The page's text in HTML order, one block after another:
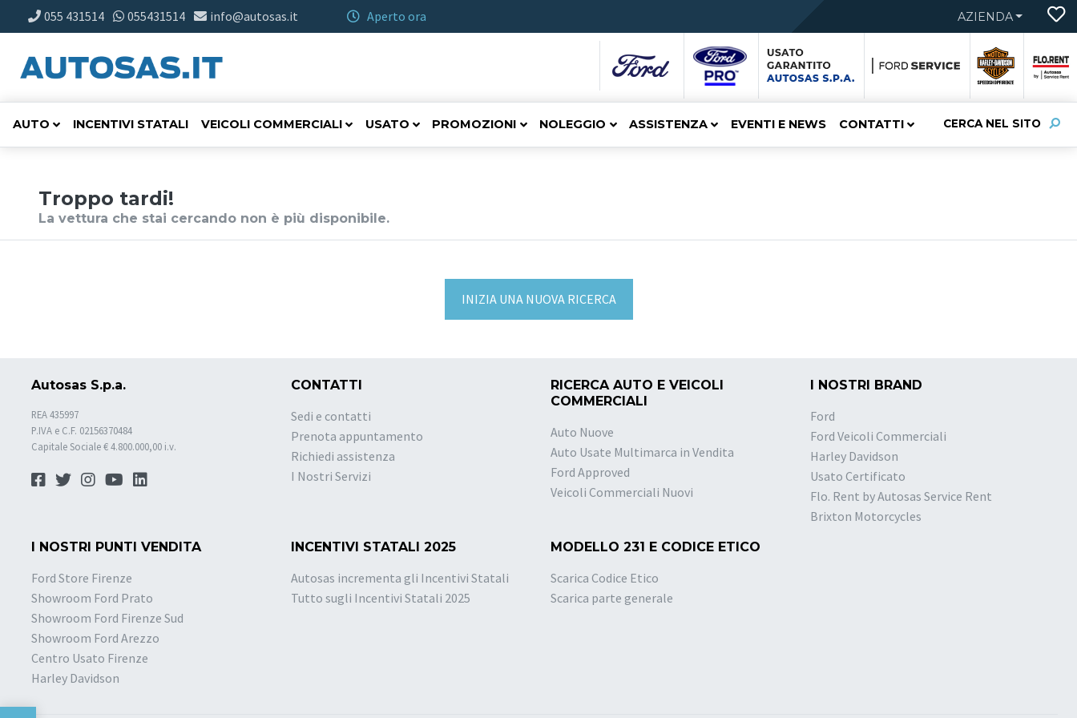
055 431514 055431514 info@autosas.it Aperto ora AZIENDA
CERCA NEL SITO
AUTO INCENTIVI STATALI VEICOLI COMMERCIALI USATO PROMOZIONI NOLEGGIO ASSISTENZA EVENTI E NEWS CONTATTI
Troppo tardi!
La vettura che stai cercando non è più disponibile.
INIZIA UNA NUOVA RICERCA
Autosas S.p.a.
REA 435997
P.IVA e C.F. 02156370484
Capitale Sociale € 4.800.000,00 i.v.
CONTATTI
Sedi e contatti
Prenota appuntamento
Richiedi assistenza
I Nostri Servizi
RICERCA AUTO E VEICOLI
COMMERCIALI
Auto Nuove
Auto Usate Multimarca in Vendita
Ford Approved
Veicoli Commerciali Nuovi
I NOSTRI BRAND
Ford
Ford Veicoli Commerciali
Harley Davidson
Usato Certificato
Flo. Rent by Autosas Service Rent
Brixton Motorcycles
I NOSTRI PUNTI VENDITA
Ford Store Firenze
Showroom Ford Prato
Showroom Ford Firenze Sud
Showroom Ford Arezzo
Centro Usato Firenze
Harley Davidson
INCENTIVI STATALI 2025
Autosas incrementa gli Incentivi Statali
Tutto sugli Incentivi Statali 2025
MODELLO 231 E CODICE ETICO
Scarica Codice Etico
Scarica parte generale